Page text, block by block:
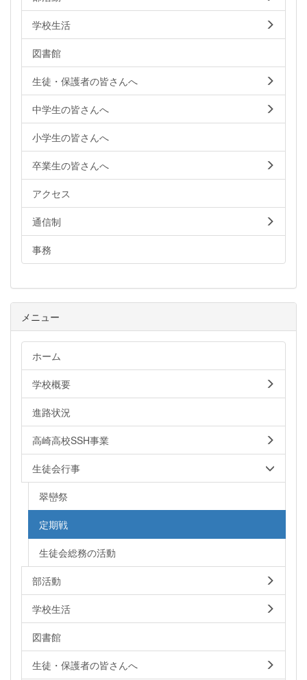
学校生活
図書館
生徒・保護者の皆さんへ
中学生の皆さんへ
小学生の皆さんへ
卒業生の皆さんへ
アクセス
通信制
事務
メニュー
ホーム
学校概要
進路状況
高崎高校SSH事業
生徒会行事
翠巒祭
定期戦
生徒会総務の活動
部活動
学校生活
図書館
生徒・保護者の皆さんへ